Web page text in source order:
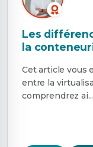
Les
la
Cet article vous
entre la
comprendrez ai...